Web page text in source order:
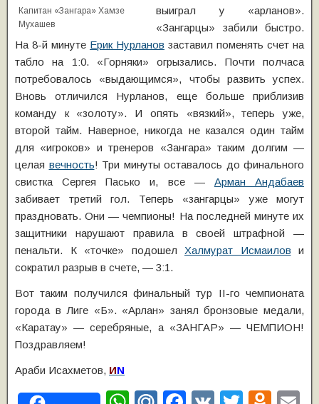
Капитан «Зангара» Хамзе
Мухашев
выиграл у «арланов».
«Зангарцы» забили быстро.
На 8-й минуте Ерик Нурланов заставил поменять счет на
табло на 1:0. «Горняки» огрызались. Почти полчаса
потребовалось «выдающимся», чтобы развить успех.
Вновь отличился Нурланов, еще больше приблизив
команду к «золоту». И опять «вязкий», теперь уже,
второй тайм. Наверное, никогда не казался один тайм
для «игроков» и тренеров «Зангара» таким долгим —
целая вечность! Три минуты оставалось до финального
свистка Сергея Пасько и, все — Арман Андабаев
забивает третий гол. Теперь «зангарцы» уже могут
праздновать. Они — чемпионы! На последней минуте их
защитники нарушают правила в своей штрафной —
пенальти. К «точке» подошел Халмурат Исмаилов и
сократил разрыв в счете, — 3:1.
Вот таким получился финальный тур II-го чемпионата
города в Лиге «Б». «Арлан» занял бронзовые медали,
«Каратау» — серебряные, а «ЗАНГАР» — ЧЕМПИОН!
Поздравляем!
Араби Исахметов, ИN